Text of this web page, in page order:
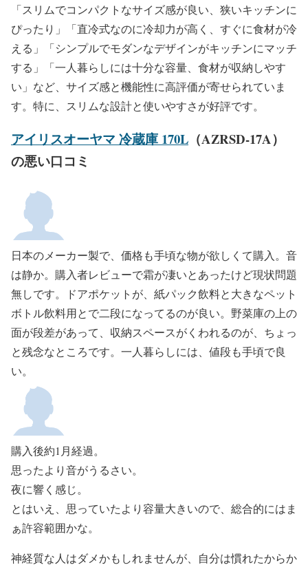
「スリムでコンパクトなサイズ感が良い、狭いキッチンに
ぴったり」「直冷式なのに冷却力が高く、すぐに食材が冷
える」「シンプルでモダンなデザインがキッチンにマッチ
する」「一人暮らしには十分な容量、食材が収納しやす
い」など、サイズ感と機能性に高評価が寄せられていま
す。特に、スリムな設計と使いやすさが好評です。
アイリスオーヤマ 冷蔵庫 170L （AZRSD-17A）
の悪い口コミ
日本のメーカー製で、価格も手頃な物が欲しくて購入。音
は静か。購入者レビューで霜が凄いとあったけど現状問題
無しです。ドアポケットが、紙パック飲料と大きなペット
ボトル飲料用とで二段になってるのが良い。野菜庫の上の
面が段差があって、収納スペースがくわれるのが、ちょっ
と残念なところです。一人暮らしには、値段も手頃で良
い。
購入後約1月経過。
思ったより音がうるさい。
夜に響く感じ。
とはいえ、思っていたより容量大きいので、総合的にはま
ぁ許容範囲かな。
神経質な人はダメかもしれませんが、自分は慣れたからか